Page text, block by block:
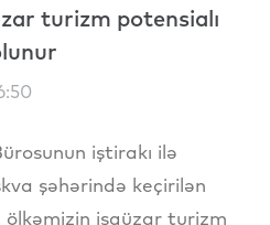
turizm potensialı
iştirakı ilə
şəhərində keçirilən
ölkəmizin işgüzar turizm